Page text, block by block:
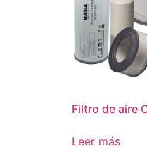
Filtro de aire
Leer más